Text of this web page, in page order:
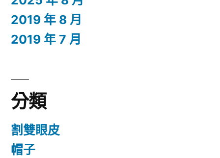
2019 年 8 月
2019 年 7 月
分類
割雙眼皮
帽子